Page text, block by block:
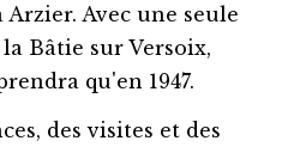
Avec une seule
Bâtie sur Versoix,
qu'en 1947.
des visites et des